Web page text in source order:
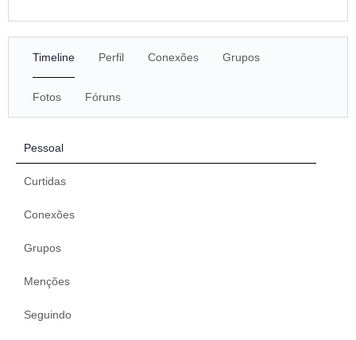
Timeline Perfil Conexões Grupos
Fotos Fóruns
Pessoal
Curtidas
Conexões
Grupos
Menções
Seguindo